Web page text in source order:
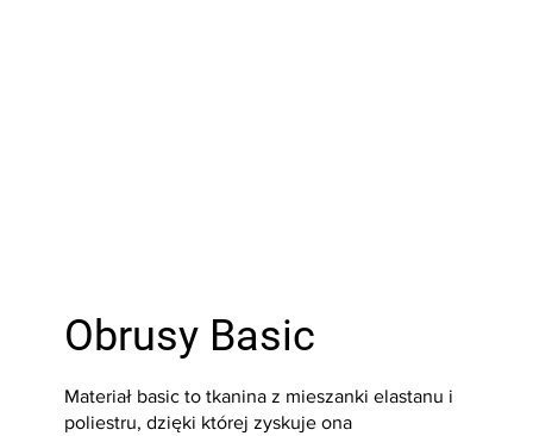
Materiał basic to tkanina z mieszanki elastanu i
poliestru, dzięki której zyskuje ona
Obrusy Basic